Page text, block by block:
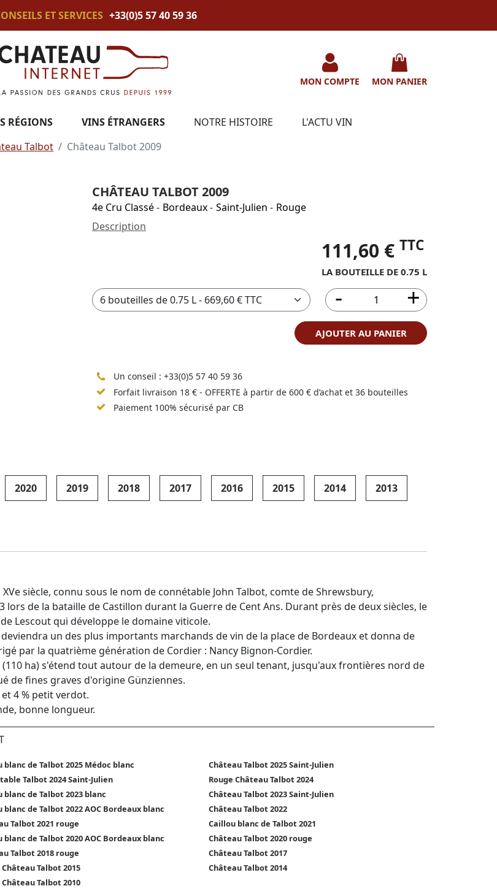
ET SERVICES +33(0)5 57 40 59 36
MON COMPTE MON PANIER
RÉGIONS VINS ÉTRANGERS NOTRE HISTOIRE
L'ACTU VIN
Talbot Château Talbot 2009
CHÂTEAU TALBOT 2009
4e Cru Classé- Bordeaux- Saint-Julien - Rouge
Description
111,60 € TTC
LA BOUTEILLE DE 0.75 L
AJOUTER AU PANIER
Un conseil : +33(0)5 57 40 59 36
Forfait livraison 18 € - OFFERTE à partir de 600 € d’achat et 36 bouteilles
Paiement 100% sécurisé par CB
2020 2019 2018 2017 2016 2015 2014 2013
siècle, connu sous le nom de connétable John Talbot, comte de Shrewsbury,
de la bataille de Castillon durant la Guerre de Cent Ans. Durant près de deux siècles, le
Lescout qui développe le domaine viticole.
un des plus importants marchands de vin de la place de Bordeaux et donna de
par la quatrième génération de Cordier : Nancy Bignon-Cordier.
ha) s'étend tout autour de la demeure, en un seul tenant, jusqu'aux frontières nord de
de fines graves d'origine Günziennes.
4 % petit verdot.
bonne longueur.
blanc de Talbot 2025 Médoc blanc
Château Talbot 2025 Saint-Julien
Talbot 2024 Saint-Julien
Rouge Château Talbot 2024
blanc de Talbot 2023 blanc
Château Talbot 2023 Saint-Julien
blanc de Talbot 2022 AOC Bordeaux blanc
Château Talbot 2022
Talbot 2021 rouge
Caillou blanc de Talbot 2021
blanc de Talbot 2020 AOC Bordeaux blanc
Château Talbot 2020 rouge
Talbot 2018 rouge
Château Talbot 2017
Château Talbot 2015
Château Talbot 2014
Château Talbot 2010